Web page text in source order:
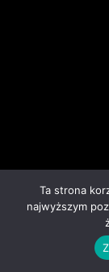
Ta strona
najwyższym